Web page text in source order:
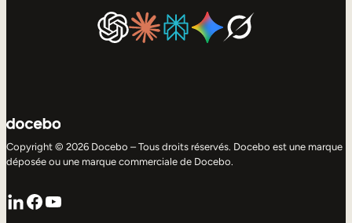
Copyright © 2026 Docebo – Tous droits réservés. Docebo est une marque
déposée ou une marque commerciale de Docebo.
LinkedIn
Facebook
YouTube